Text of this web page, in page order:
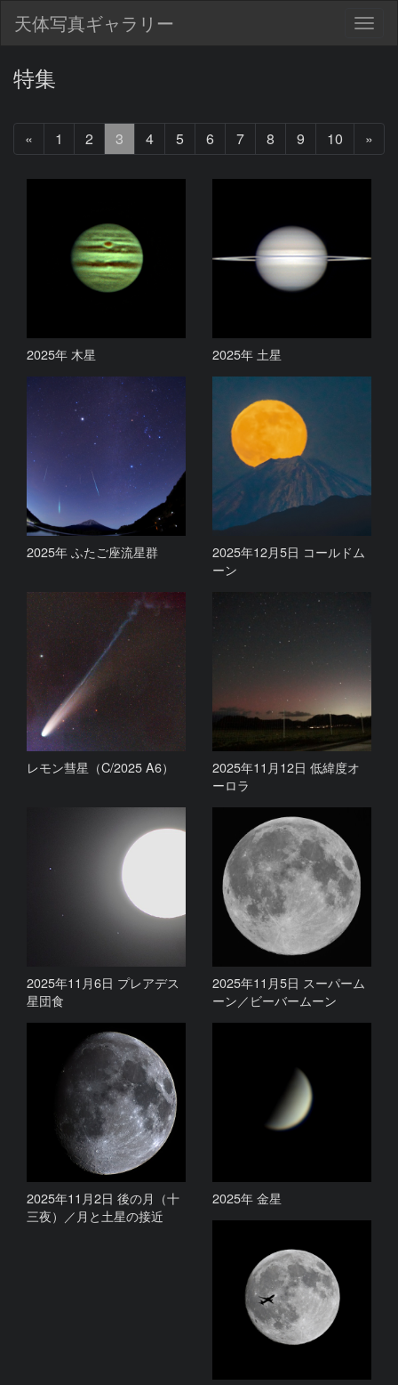
天体写真ギャラリー
特集
«
へ
1 2 3 4 5 6 7 8 9 10 »
へ
2025年 木星 2025年 土星
2025年 ふたご座流星群
2025年12月5日 コールドム
ーン
レモン彗星（C/2025 A6）
2025年11月12日 低緯度オ
ーロラ
2025年11月6日 プレアデス
星団食
2025年11月5日 スーパーム
ーン／ビーバームーン
2025年11月2日 後の月（十
三夜）／月と土星の接近
2025年 金星